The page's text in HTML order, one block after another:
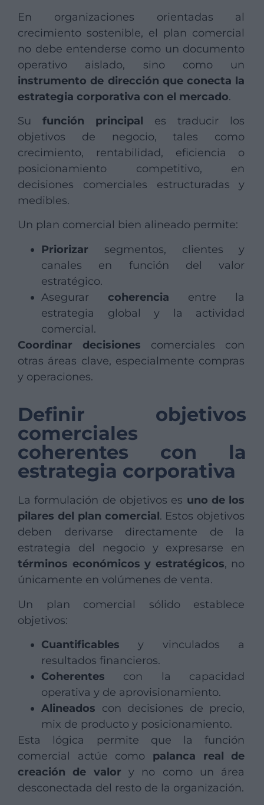
En organizaciones orientadas al
crecimiento sostenible, el plan comercial
no debe entenderse como un documento
operativo aislado, sino como un
instrumento de dirección que conecta la
estrategia corporativa con el mercado.
Sufunción principal es traducir los
objetivos de negocio, tales como
crecimiento, rentabilidad, eficiencia o
posicionamiento competitivo, en
decisiones comerciales estructuradas y
medibles.
Un plan comercial bien alineado permite:
Priorizar segmentos, clientes y
canales en función del valor
estratégico.
Asegurar coherencia entre la
estrategia global y la actividad
comercial.
Coordinar decisiones comerciales con
otras áreas clave, especialmente compras
y operaciones.
Definir objetivos
comerciales
coherentes con la
estrategia corporativa
La formulación de objetivos es uno de los
pilares del plan comercial. Estos objetivos
deben derivarse directamente de la
estrategia del negocio y expresarse en
términos económicos y estratégicos, no
únicamente en volúmenes de venta.
Un plan comercial sólido establece
objetivos:
Cuantificables y vinculados a
resultados financieros.
Coherentes con la capacidad
operativa y de aprovisionamiento.
Alineados con decisiones de precio,
mix de producto y posicionamiento.
Esta lógica permite que la función
comercial actúe como palanca real de
creación de valor y no como un área
desconectada del resto de la organización.